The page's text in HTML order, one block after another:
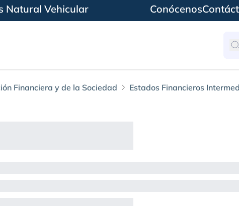
Natural Vehicular Conócenos
Financiera y de la Sociedad Estados Financieros